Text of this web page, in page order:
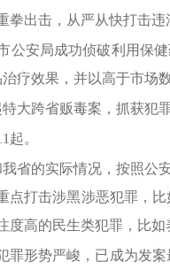
拳出击，从严从快打击
公安局成功侦破利用保
疗效果，并以高于市场
大跨省贩毒案，抓获犯
起。
省的实际情况，按照公
点打击涉黑涉恶犯罪，
度高的民生类犯罪，比
罪形势严峻，已成为发